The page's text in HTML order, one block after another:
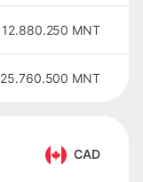
12.880.250 MNT
25.760.500 MNT
CAD